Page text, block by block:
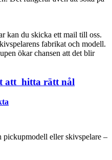
kan du skicka ett mail till oss.
fabrikat och modell.
ökar chansen att det blir
att hitta rätt nål
eller skivspelare –